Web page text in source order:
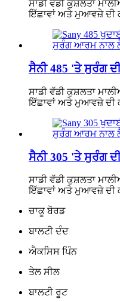
ਸਾਡੀ ਵੱਡੀ ਕੁਸ਼ਲਤਾ
ਇੱਛਾਵਾਂ ਅਤੇ ਮੁਆਵਜ਼ੇ ਦੀ
ਸੈਨੀ 485 'ਤੇ ਸੁਰੰਗ
ਸਾਡੀ ਵੱਡੀ ਕੁਸ਼ਲਤਾ
ਇੱਛਾਵਾਂ ਅਤੇ ਮੁਆਵਜ਼ੇ ਦੀ
ਸੈਨੀ 305 'ਤੇ ਸੁਰੰਗ
ਸਾਡੀ ਵੱਡੀ ਕੁਸ਼ਲਤਾ
ਇੱਛਾਵਾਂ ਅਤੇ ਮੁਆਵਜ਼ੇ ਦੀ
ਚਾਕੂ ਬੋਰਡ
ਬਾਲਟੀ ਦੰਦ
ਐਕਸਿਸ ਪਿੰਨ
ਤੇਲ ਸੀਲ
ਬਾਲਟੀ ਰੂਟ